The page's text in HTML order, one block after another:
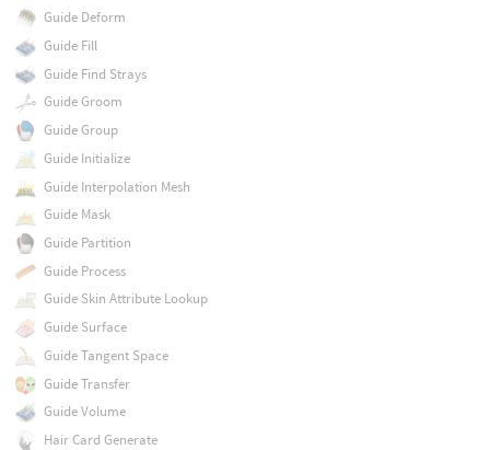
Guide Deform
Guide Fill
Guide Find Strays
Guide Groom
Guide Group
Guide Initialize
Guide Interpolation Mesh
Guide Mask
Guide Partition
Guide Process
Guide Skin Attribute Lookup
Guide Surface
Guide Tangent Space
Guide Transfer
Guide Volume
Hair Card Generate